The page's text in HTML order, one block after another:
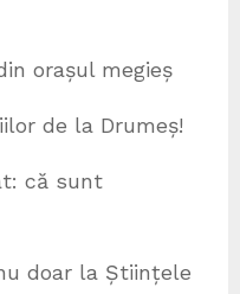
orașul megieș
de la Drumeș!
că sunt
doar la Științele